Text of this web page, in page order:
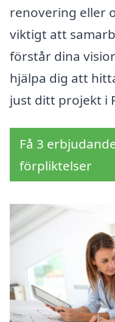
renovering eller
viktigt att
förstår dina
hjälpa dig att
just ditt projekt i
Få 3
förpliktelser